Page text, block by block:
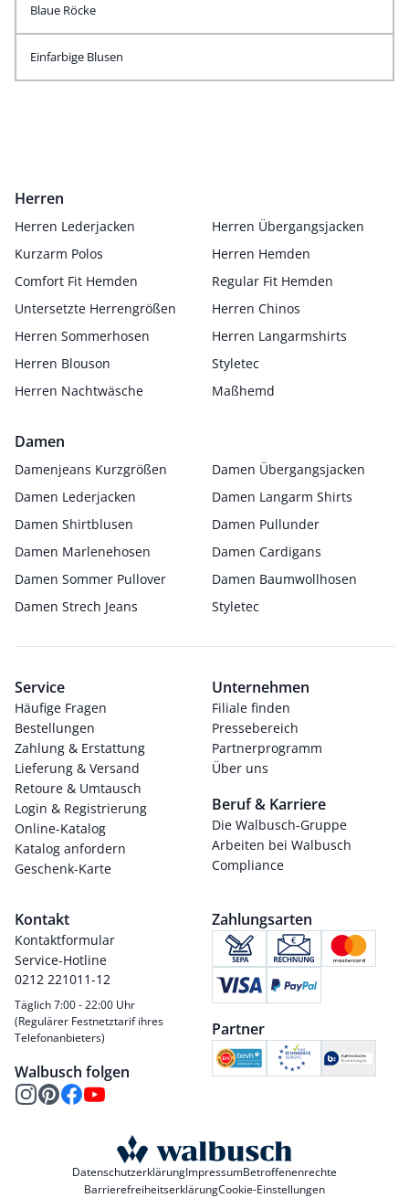
Blaue Röcke
Einfarbige Blusen
Herren
Herren Lederjacken
Herren Übergangsjacken
Kurzarm Polos
Herren Hemden
Comfort Fit Hemden
Regular Fit Hemden
Untersetzte Herrengrößen
Herren Chinos
Herren Sommerhosen
Herren Langarmshirts
Herren Blouson
Styletec
Herren Nachtwäsche
Maßhemd
Damen
Damenjeans Kurzgrößen
Damen Übergangsjacken
Damen Lederjacken
Damen Langarm Shirts
Damen Shirtblusen
Damen Pullunder
Damen Marlenehosen
Damen Cardigans
Damen Sommer Pullover
Damen Baumwollhosen
Damen Strech Jeans
Styletec
Service
Häufige Fragen
Bestellungen
Zahlung & Erstattung
Lieferung & Versand
Retoure & Umtausch
Login & Registrierung
Online-Katalog
Katalog anfordern
Geschenk-Karte
Unternehmen
Filiale finden
Pressebereich
Partnerprogramm
Über uns
Beruf & Karriere
Die Walbusch-Gruppe
Arbeiten bei Walbusch
Compliance
Kontakt
Kontaktformular
Service-Hotline
0212 221011-12
Täglich 7:00 - 22:00 Uhr
(Regulärer Festnetztarif ihres
Telefonanbieters)
Walbusch folgen
Zahlungsarten
Partner
DatenschutzerklärungImpressumBetroffenenrechte
BarrierefreiheitserklärungCookie-Einstellungen